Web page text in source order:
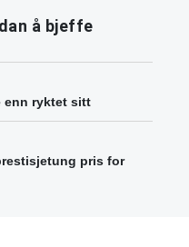
å bjeffe
enn ryktet sitt
pris for